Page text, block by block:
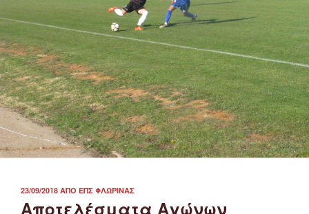
ΔΗΜΟΣΙΕΎΤΗΚΕ
ΣΤΙΣ
23/09/2018 ΑΠΌ ΕΠΣ ΦΛΏΡΙΝΑΣ
Αποτελέσματα Αγώνων